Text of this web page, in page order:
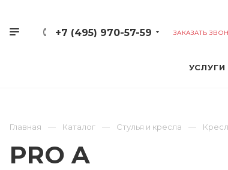
+7 (495) 970-57-59 ЗАКАЗАТЬ
УСЛУГИ
Главная Каталог Стулья и кресла
PRO A